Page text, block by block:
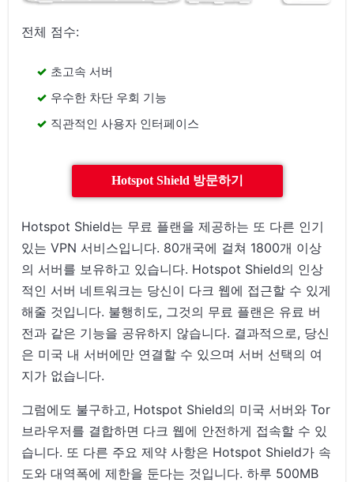
전체 점수:
초고속 서버
우수한 차단 우회 기능
직관적인 사용자 인터페이스
Hotspot Shield 방문하기
Hotspot Shield는 무료 플랜을 제공하는 또 다른 인기
있는 VPN 서비스입니다. 80개국에 걸쳐 1800개 이상
의 서버를 보유하고 있습니다. Hotspot Shield의 인상
적인 서버 네트워크는 당신이 다크 웹에 접근할 수 있게
해줄 것입니다. 불행히도, 그것의 무료 플랜은 유료 버
전과 같은 기능을 공유하지 않습니다. 결과적으로, 당신
은 미국 내 서버에만 연결할 수 있으며 서버 선택의 여
지가 없습니다.
그럼에도 불구하고, Hotspot Shield의 미국 서버와 Tor
브라우저를 결합하면 다크 웹에 안전하게 접속할 수 있
습니다. 또 다른 주요 제약 사항은 Hotspot Shield가 속
도와 대역폭에 제한을 둔다는 것입니다. 하루 500MB